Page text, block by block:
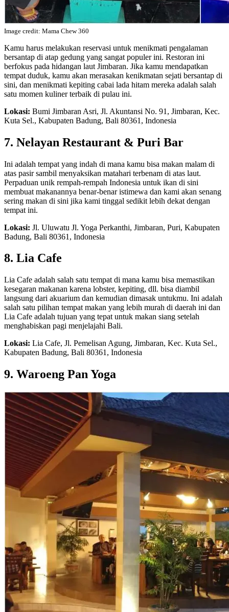
Image credit: Mama Chew 360
Kamu harus melakukan reservasi untuk menikmati pengalaman
bersantap di atap gedung yang sangat populer ini. Restoran ini
berfokus pada hidangan laut Jimbaran. Jika kamu mendapatkan
tempat duduk, kamu akan merasakan kenikmatan sejati bersantap di
sini, dan menikmati kepiting cabai lada hitam mereka adalah salah
satu momen kuliner terbaik di pulau ini.
Lokasi: Bumi Jimbaran Asri, Jl. Akuntansi No. 91, Jimbaran, Kec.
Kuta Sel., Kabupaten Badung, Bali 80361, Indonesia
7. Nelayan Restaurant & Puri Bar
Ini adalah tempat yang indah di mana kamu bisa makan malam di
atas pasir sambil menyaksikan matahari terbenam di atas laut.
Perpaduan unik rempah-rempah Indonesia untuk ikan di sini
membuat makanannya benar-benar istimewa dan kami akan senang
sering makan di sini jika kami tinggal sedikit lebih dekat dengan
tempat ini.
Lokasi: Jl. Uluwatu Jl. Yoga Perkanthi, Jimbaran, Puri, Kabupaten
Badung, Bali 80361, Indonesia
8. Lia Cafe
Lia Cafe adalah salah satu tempat di mana kamu bisa memastikan
kesegaran makanan karena lobster, kepiting, dll. bisa diambil
langsung dari akuarium dan kemudian dimasak untukmu. Ini adalah
salah satu pilihan tempat makan yang lebih murah di daerah ini dan
Lia Cafe adalah tujuan yang tepat untuk makan siang setelah
menghabiskan pagi menjelajahi Bali.
Lokasi: Lia Cafe, Jl. Pemelisan Agung, Jimbaran, Kec. Kuta Sel.,
Kabupaten Badung, Bali 80361, Indonesia
9. Waroeng Pan Yoga